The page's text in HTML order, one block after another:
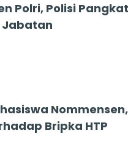
Polri, Polisi Pangkat
Jabatan
Nommensen,
Bripka HTP